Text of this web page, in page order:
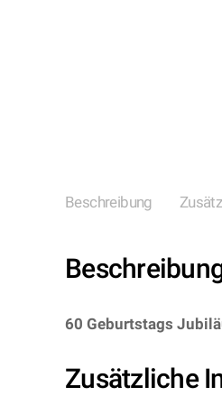
Beschreibung
60 Geburtstags
Zusätzliche